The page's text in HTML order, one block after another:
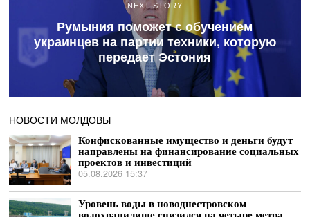
NEXT STORY
Румыния поможет с обучением
украинцев на партии техники, которую
передает Эстония
НОВОСТИ МОЛДОВЫ
Конфискованные имущество и деньги будут
направлены на финансирование социальных
проектов и инвестиций
05.08.2026 15:37
Уровень воды в новоднестровском